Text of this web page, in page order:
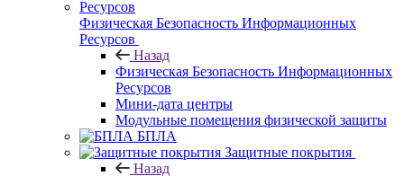
Физическая Безопасность Информационных
Ресурсов
Назад
Физическая Безопасность Информационных
Ресурсов
Мини-дата центры
Модульные помещения физической защиты
БПЛА
Защитные покрытия
Назад